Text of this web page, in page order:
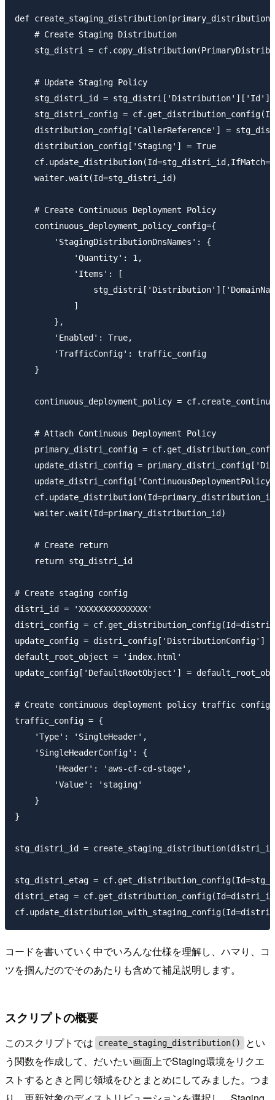
def
    # Create Staging Distribution
stg_distri =
    # Update Staging Policy
    stg_distri_id = stg_distri['Distribution']['Id']
stg_distri_config =
distribution_config['CallerReference'] =
    distribution_config['Staging'] = True
    waiter.wait(Id=stg_distri_id)
    # Create Continuous Deployment Policy
    continuous_deployment_policy_config={
        'StagingDistributionDnsNames': {
            'Quantity': 1,
            'Items': [
            ]
        },
        'Enabled': True,
        'TrafficConfig': traffic_config
    }
continuous_deployment_policy =
    # Attach Continuous Deployment Policy
primary_distri_config =
update_distri_config =
    waiter.wait(Id=primary_distribution_id)
    # Create return
    return stg_distri_id
# Create staging config
distri_id = 'XXXXXXXXXXXXXX'
distri_config =
update_config = distri_config['DistributionConfig']
default_root_object = 'index.html'
update_config['DefaultRootObject'] =
# Create continuous deployment policy traffic config
traffic_config = {
    'Type': 'SingleHeader',
    'SingleHeaderConfig': {
        'Header': 'aws-cf-cd-stage',
        'Value': 'staging'
    }
}
stg_distri_id =
stg_distri_etag =
distri_etag =
コードを書いていく中でいろんな仕様を理解し、ハマり、コ
ツを掴んだのでそのあたりも含めて補足説明します。
スクリプトの概要
このスクリプトでは create_staging_distribution()
とい
う関数を作成して、だいたい画面上でStaging環境をリクエ
ストするときと同じ領域をひとまとめにしてみました。つま